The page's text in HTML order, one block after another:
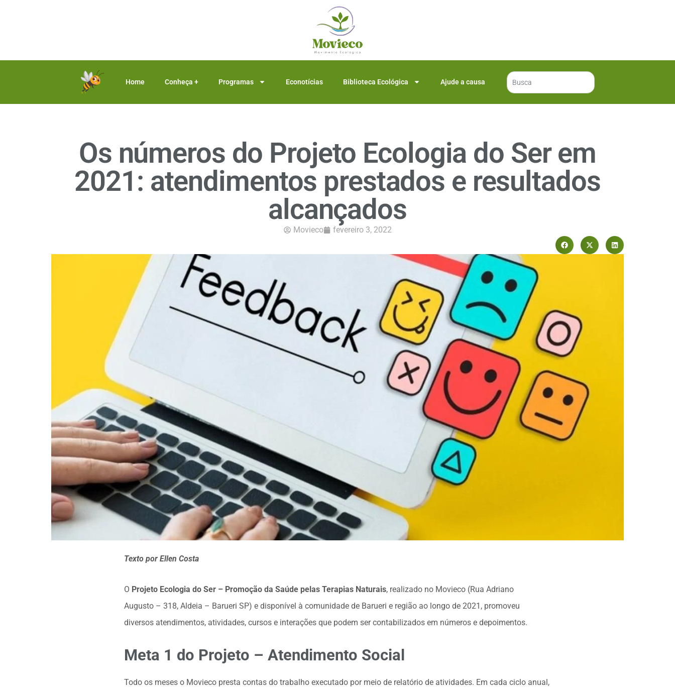
Home Conheça + Programas Econotícias Biblioteca Ecológica Ajude a causa
Os números do Projeto Ecologia do Ser em
2021: atendimentos prestados e resultados
alcançados
Movieco fevereiro 3, 2022
Texto por Ellen Costa
O Projeto Ecologia do Ser – Promoção da Saúde pelas Terapias Naturais, realizado no Movieco (Rua Adriano
Augusto – 318, Aldeia – Barueri SP) e disponível à comunidade de Barueri e região ao longo de 2021, promoveu
diversos atendimentos, atividades, cursos e interações que podem ser contabilizados em números e depoimentos.
Meta 1 do Projeto – Atendimento Social
Todo os meses o Movieco presta contas do trabalho executado por meio de relatório de atividades. Em cada ciclo anual,